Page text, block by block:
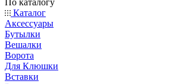
По каталогу
Каталог
Аксессуары
Бутылки
Вешалки
Ворота
Для Клюшки
Вставки